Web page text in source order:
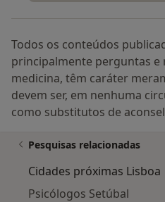
Todos os conteúdos
principalmente perguntas e
medicina, têm caráter
devem ser, em nenhuma
como substitutos de
Pesquisas relacionadas
Cidades próximas Lisboa
Psicólogos Setúbal